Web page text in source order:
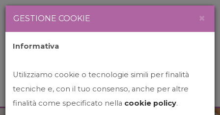
GESTIONE COOKIE ×
Informativa
Utilizziamo cookie o tecnologie simili per finalità
tecniche e, con il tuo consenso, anche per altre
finalità come specificato nella cookie policy.